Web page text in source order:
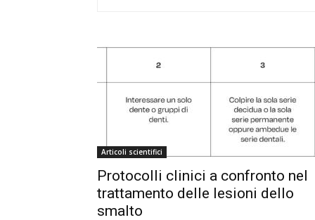
Articoli scientifici
Protocolli clinici a confronto nel
trattamento delle lesioni dello
smalto